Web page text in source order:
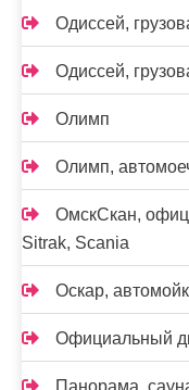
Одиссей,
Одиссей,
Олимп
Олимп,
ОмскСкан,
Sitrak, Scania
Оскар,
Официальный
Панорама,